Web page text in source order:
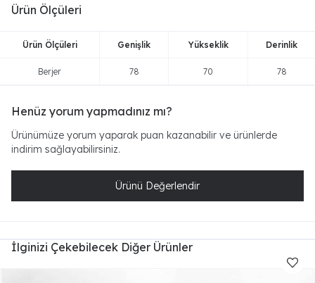
Ürün Ölçüleri
Ürün Ölçüleri Genişlik Yükseklik Derinlik
Berjer 78 70 78
Henüz yorum yapmadınız mı?
Ürünümüze yorum yaparak puan kazanabilir ve ürünlerde
indirim sağlayabilirsiniz.
Ürünü Değerlendir
İlginizi Çekebilecek Diğer Ürünler